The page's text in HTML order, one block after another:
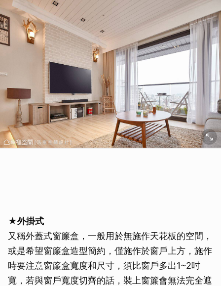
★外掛式
又稱外蓋式窗簾盒，一般用於無施作天花板的空間，
或是希望窗簾盒造型簡約，僅施作於窗戶上方，施作
時要注意窗簾盒寬度和尺寸，須比窗戶多出1~2吋
寬，若與窗戶寬度切齊的話，裝上窗簾會無法完全遮